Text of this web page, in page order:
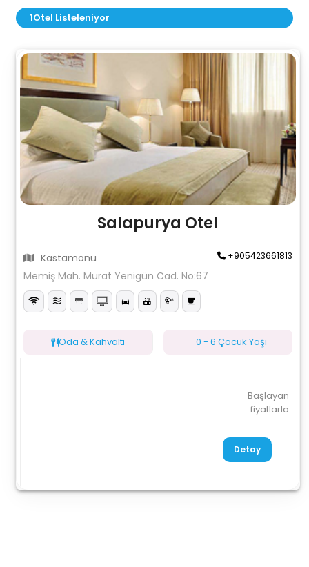
1Otel Listeleniyor
Salapurya Otel
Kastamonu +905423661813
Memiş Mah. Murat Yenigün Cad. No:67
Oda & Kahvaltı 0 - 6 Çocuk Yaşı
Başlayan
fiyatlarla
Detay